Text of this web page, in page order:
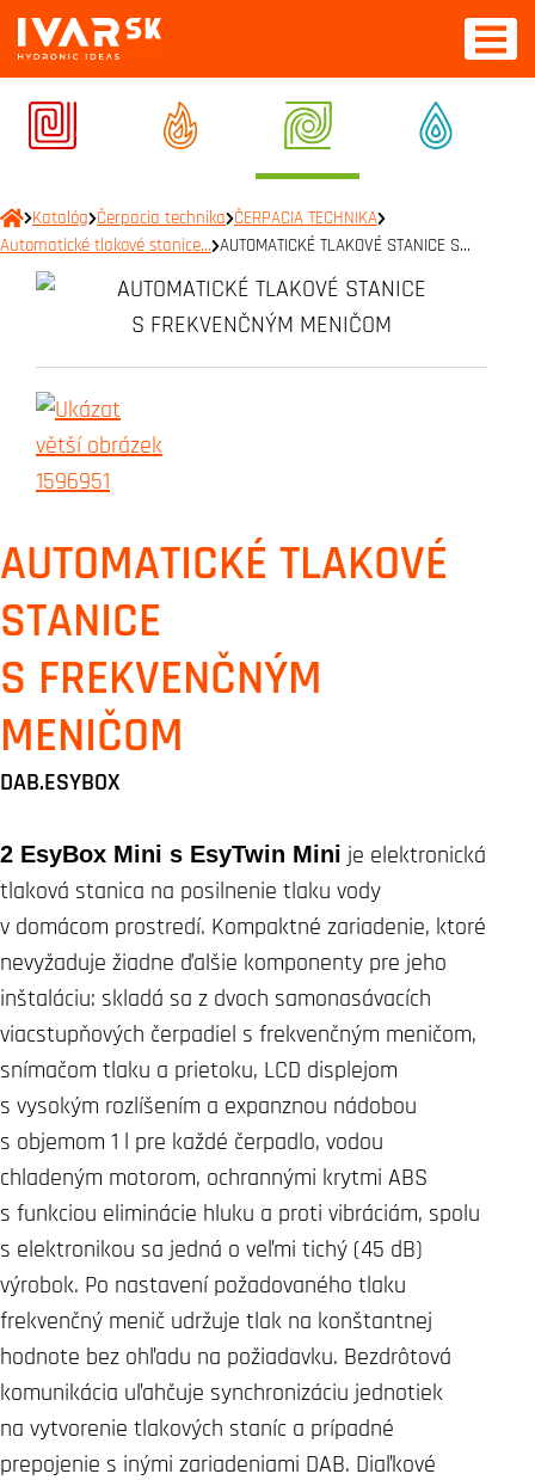
Katalóg Čerpacia technika ČERPACIA TECHNIKA
Automatické tlakové stanice… AUTOMATICKÉ TLAKOVÉ STANICE S…
AUTOMATICKÉ TLAKOVÉ
STANICE
S FREKVENČNÝM
MENIČOM
DAB.ESYBOX
2 EsyBox Mini s EsyTwin Mini je elektronická
tlaková stanica na posilnenie tlaku vody
v domácom prostredí. Kompaktné zariadenie, ktoré
nevyžaduje žiadne ďalšie komponenty pre jeho
inštaláciu: skladá sa z dvoch samonasávacích
viacstupňových čerpadiel s frekvenčným meničom,
snímačom tlaku a prietoku, LCD displejom
s vysokým rozlíšením a expanznou nádobou
s objemom 1 l pre každé čerpadlo, vodou
chladeným motorom, ochrannými krytmi ABS
s funkciou eliminácie hluku a proti vibráciám, spolu
s elektronikou sa jedná o veľmi tichý (45 dB)
výrobok. Po nastavení požadovaného tlaku
frekvenčný menič udržuje tlak na konštantnej
hodnote bez ohľadu na požiadavku. Bezdrôtová
komunikácia uľahčuje synchronizáciu jednotiek
na vytvorenie tlakových staníc a prípadné
prepojenie s inými zariadeniami DAB. Diaľkové